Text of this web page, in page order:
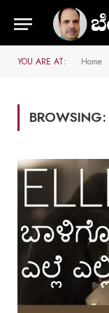
YOU ARE AT: Home
BROWSING: